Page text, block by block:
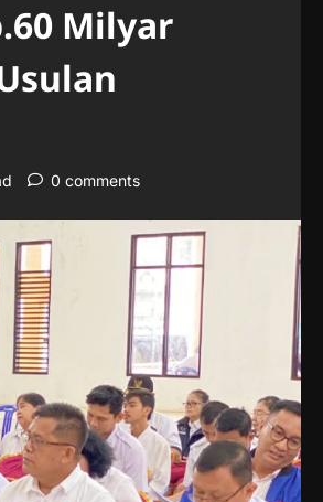
Milyar
0 comments